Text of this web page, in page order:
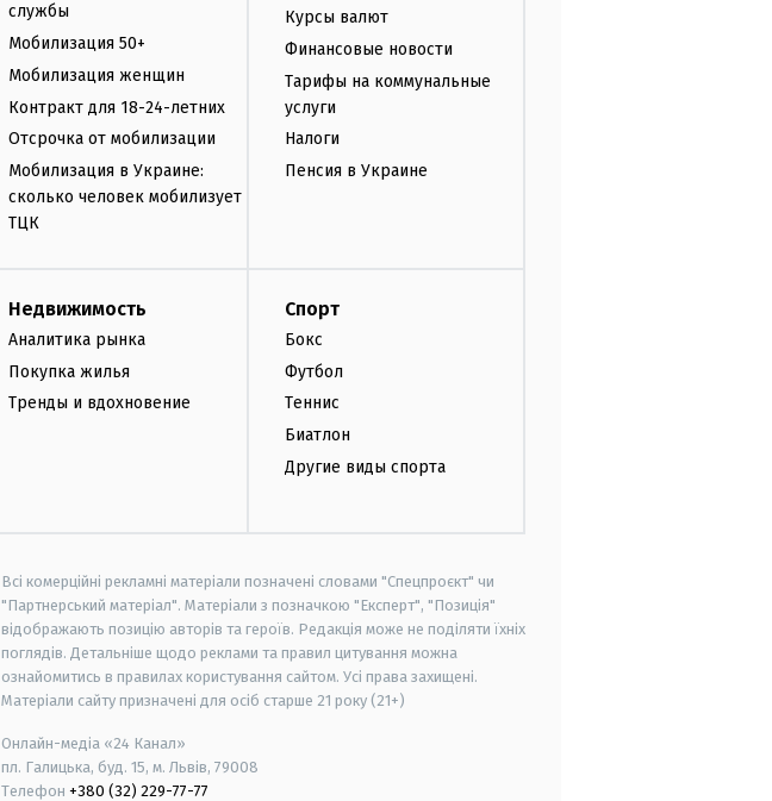
службы
Мобилизация 50+
Мобилизация женщин
Контракт для 18-24-летних
Отсрочка от мобилизации
Мобилизация в Украине:
сколько человек мобилизует
ТЦК
Курсы валют
Финансовые новости
Тарифы на коммунальные
услуги
Налоги
Пенсия в Украине
Недвижимость
Аналитика рынка
Покупка жилья
Тренды и вдохновение
Спорт
Бокс
Футбол
Теннис
Биатлон
Другие виды спорта
Всі комерційні рекламні матеріали позначені словами "Спецпроєкт" чи
"Партнерський матеріал". Матеріали з позначкою "Експерт", "Позиція"
відображають позицію авторів та героїв. Редакція може не поділяти їхніх
поглядів. Детальніше щодо реклами та правил цитування можна
ознайомитись в правилах користування сайтом. Усі права захищені.
Матеріали сайту призначені для осіб старше 21 року (21+)
Онлайн-медіа «24 Канал»
пл. Галицька, буд. 15, м. Львів, 79008
Телефон +380 (32) 229-77-77